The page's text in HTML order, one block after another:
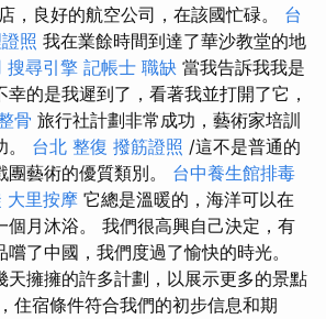
，良好的航空公司，在該國忙碌。 台
照 我在業餘時間到達了華沙教堂的地
搜尋引擎 記帳士 職缺 當我告訴我我是
的是我遲到了，看著我並打開了它，
骨 旅行社計劃非常成功，藝術家培訓
。 台北 整復 撥筋證照 /這不是普通的
藝術的優質類別。 台中養生館排毒
大里按摩 它總是溫暖的，海洋可以在
個月沐浴。 我們很高興自己決定，有
了中國，我們度過了愉快的時光。
天擁擁的許多計劃，以展示更多的景點
住宿條件符合我們的初步信息和期